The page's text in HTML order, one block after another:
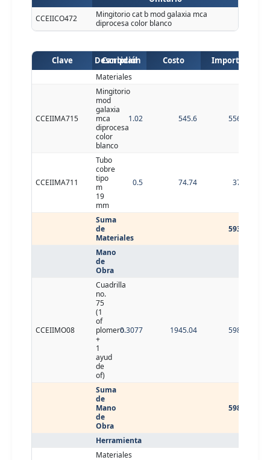
CCEIICO472
Mingitorio cat b mod galaxia mca
diprocesa color blanco
Clave Descripción
Cantidad Costo Importe
Materiales
CCEIIMA715
Mingitorio
mod
galaxia
mca
diprocesa
color
blanco
1.02 545.6 556.51
CCEIIMA711
Tubo
cobre
tipo
m
19
mm
0.5 74.74 37.37
Suma
de
Materiales
593.88
Mano
de
Obra
CCEIIMO08
Cuadrilla
no.
75
(1
of
plomero
+
1
ayud
de
of)
0.3077 1945.04 598.49
Suma
de
Mano
de
Obra
598.49
Herramienta
Materiales